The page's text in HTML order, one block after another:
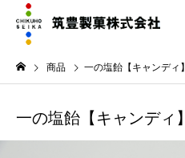
商品 一の塩飴【キャンディ】
一の塩飴【キャンディ】